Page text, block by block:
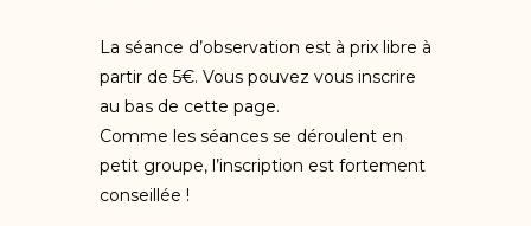
La séance d’observation est à prix libre à
partir de 5€. Vous pouvez vous inscrire
au bas de cette page.
Comme les séances se déroulent en
petit groupe, l’inscription est fortement
conseillée !